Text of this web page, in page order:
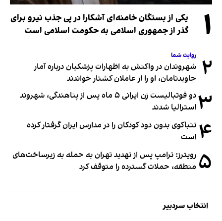
۱
یکی از بستگان خامنه‌ای آشکارا در پی جذب نیرو برای
گذر از جمهوری اسلامی به حکومت اسلامی است
۲ روایت شما
شهروندان در واکنش به اظهارات پزشکیان درباره آمار
جاویدنامان، او را از عاملان کشتار خواندند
۳
دو فوتبالیست زن ایرانی ۵ ماه پس از پناهندگی، شهروند
استرالیا شدند
۴ تنباکوی بدون دود کودکان را در مدارس ایران گرفتار کرده
است
۵ رویترز: ترامپ پس از تهدید تهران به حمله به زیرساخت‌های
منطقه، حملات گسترده را متوقف کرد
انتخاب سردبیر